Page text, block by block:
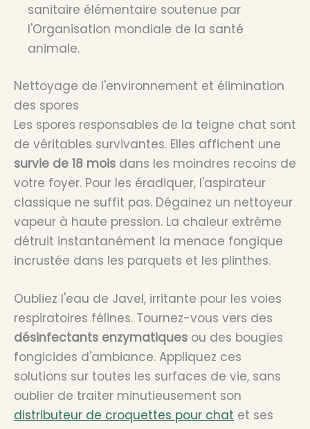
sanitaire élémentaire soutenue par
l'Organisation mondiale de la santé
animale.
Nettoyage de l'environnement et élimination
des spores
Les spores responsables de la teigne chat sont
de véritables survivantes. Elles affichent une
survie de 18 mois dans les moindres recoins de
votre foyer. Pour les éradiquer, l'aspirateur
classique ne suffit pas. Dégainez un nettoyeur
vapeur à haute pression. La chaleur extrême
détruit instantanément la menace fongique
incrustée dans les parquets et les plinthes.
Oubliez l'eau de Javel, irritante pour les voies
respiratoires félines. Tournez-vous vers des
désinfectants enzymatiques ou des bougies
fongicides d'ambiance. Appliquez ces
solutions sur toutes les surfaces de vie, sans
oublier de traiter minutieusement son
distributeur de croquettes pour chat et ses